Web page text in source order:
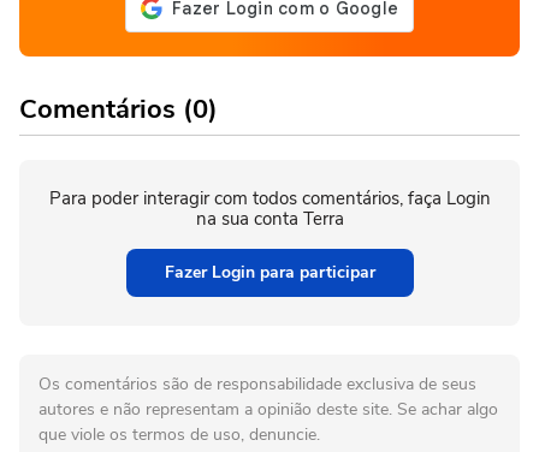
Comentários (0)
Para poder interagir com todos comentários, faça Login
na sua conta Terra
Fazer Login para participar
Os comentários são de responsabilidade exclusiva de seus
autores e não representam a opinião deste site. Se achar algo
que viole os termos de uso, denuncie.